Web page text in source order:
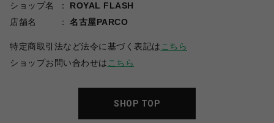
ショップ名
ROYAL FLASH
店舗名
名古屋PARCO
特定商取引法など法令に基づく表記は こちら
ショップお問い合わせは こちら
SHOP TOP